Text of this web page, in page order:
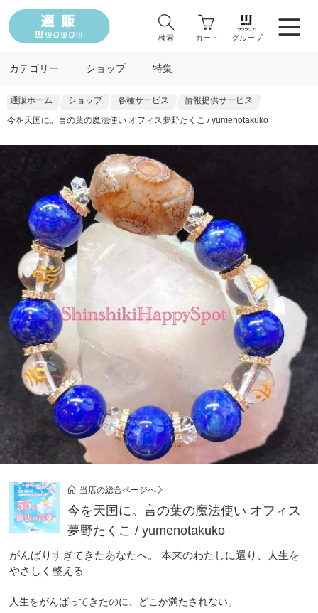
検索 カート グループ
カテゴリー ショップ 特集
通販ホーム ショップ 各種サービス
情報提供サービス
今を天国に。言の葉の魔法使い オフィス夢野たくこ / yumenotakuko
当店の総合ページへ
今を天国に。言の葉の魔法使い オフィス
夢野たくこ / yumenotakuko
がんばりすぎてきたあなたへ。 本来のわたしに還り、人生を
やさしく整える
人生をがんばってきたのに、どこか満たされない。